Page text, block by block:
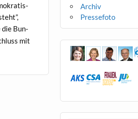
die Bun­
mit
Archiv
Pressefoto